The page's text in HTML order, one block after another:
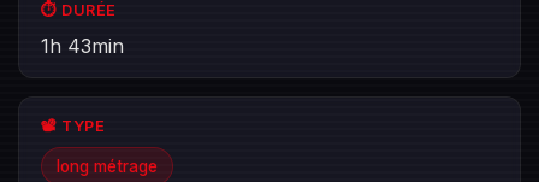
⏱️ DURÉE
1h 43min
📽️ TYPE
long métrage